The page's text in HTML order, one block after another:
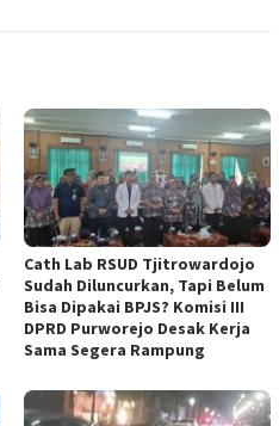
‎Cath Lab RSUD Tjitrowardojo
Sudah Diluncurkan, Tapi Belum
Bisa Dipakai BPJS? Komisi III
DPRD Purworejo Desak Kerja
Sama Segera Rampung